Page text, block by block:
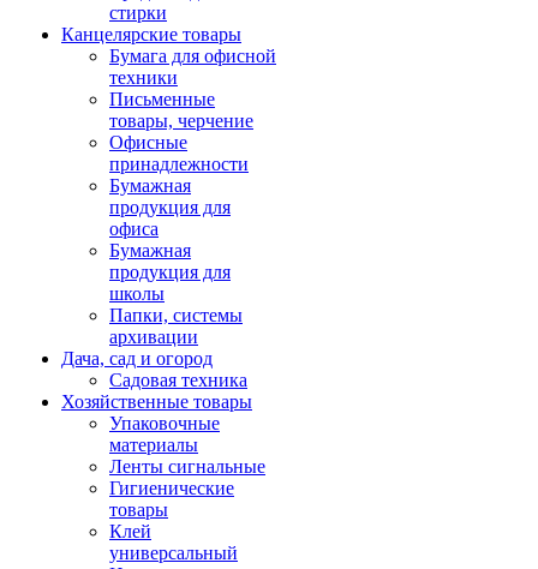
стирки
Канцелярские товары
Бумага для офисной
техники
Письменные
товары, черчение
Офисные
принадлежности
Бумажная
продукция для
офиса
Бумажная
продукция для
школы
Папки, системы
архивации
Дача, сад и огород
Садовая техника
Хозяйственные товары
Упаковочные
материалы
Ленты сигнальные
Гигиенические
товары
Клей
универсальный